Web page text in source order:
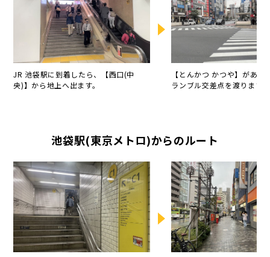
JR 池袋駅に到着したら、【西口(中
央)】から地上へ出ます。
【とんかつ かつや】がある
ランブル交差点を渡ります。
池袋駅(東京メトロ)からのルート